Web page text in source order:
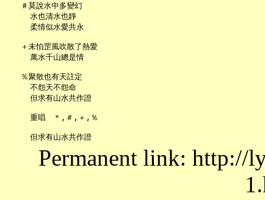
   ＃莫說水中多變幻
     水也清水也靜
     柔情似水愛共永
   ＋未怕罡風吹散了熱愛
     萬水千山總是情
   ％聚散也有天註定
     不怨天不怨命
     但求有山水共作證
     重唱　＊,＃,＋,％
Permanent link: http://